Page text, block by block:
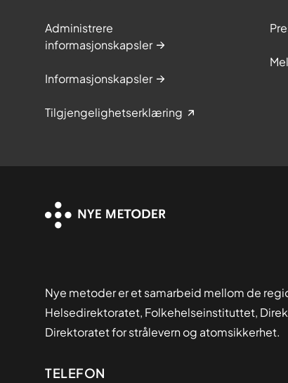
Administrere
informasjonskapsler
Informasjonskapsler
Tilgjengelighetserklæring
Nye metoder er et samarbeid mellom de
Helsedirektoratet, Folkehelseinstituttet,
Direktoratet for strålevern og atomsikkerhet.
TELEFON